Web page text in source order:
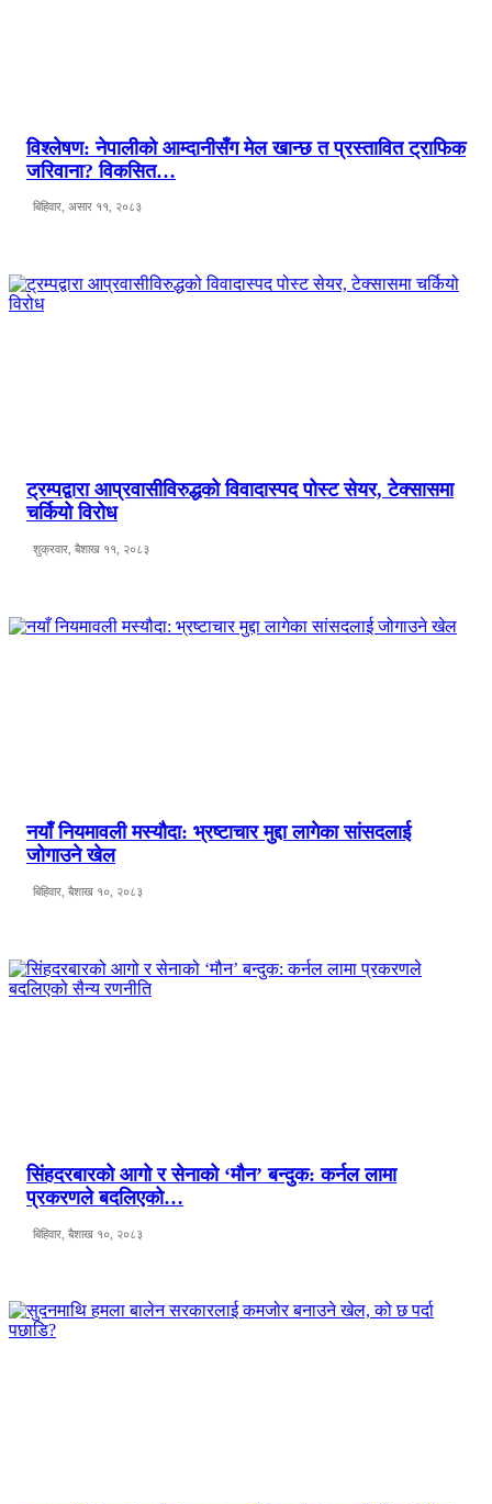
विश्लेषण: नेपालीको आम्दानीसँग मेल खान्छ त प्रस्तावित ट्राफिक
जरिवाना? विकसित…
बिहिवार, असार ११, २०८३
ट्रम्पद्वारा आप्रवासीविरुद्धको विवादास्पद पोस्ट सेयर, टेक्सासमा
चर्कियो विरोध
शुक्रवार, बैशाख ११, २०८३
नयाँ नियमावली मस्यौदा: भ्रष्टाचार मुद्दा लागेका सांसदलाई
जोगाउने खेल
बिहिवार, बैशाख १०, २०८३
सिंहदरबारको आगो र सेनाको ‘मौन’ बन्दुक: कर्नल लामा
प्रकरणले बदलिएको…
बिहिवार, बैशाख १०, २०८३